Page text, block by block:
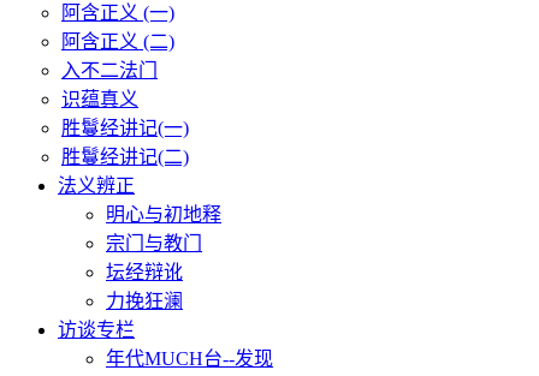
阿含正义 (一)
阿含正义 (二)
入不二法门
识蕴真义
胜鬘经讲记(一)
胜鬘经讲记(二)
法义辨正
明心与初地释
宗门与教门
坛经辩讹
力挽狂澜
访谈专栏
年代MUCH台--发现